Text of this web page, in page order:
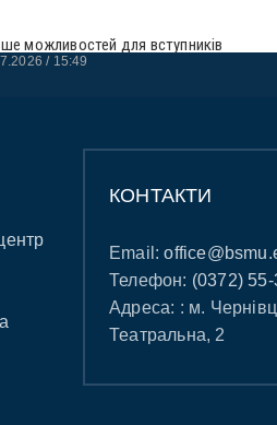
можливостей для вступників
15:49
КОНТАКТИ
Email:
Телефон: (0372)
Адреса: : м.
Театральна, 2